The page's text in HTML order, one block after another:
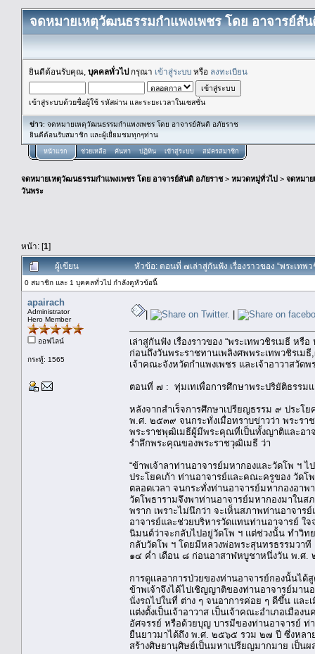
จดหมายเหตุวัฒนธรรมกำแพงเพชร โดย อาจารย์สั
ยินดีต้อนรับคุณ, บุคคลทั่วไปกรุณา เข้าสู่ระบบ หรือ ลงทะเบียน
เข้าสู่ระบบด้วยชื่อผู้ใช้ รหัสผ่าน และระยะเวลาในเซสชั่น
ข่าว: จดหมายเหตุวัฒนธรรมกำแพงเพชร โดย อาจารย์สันติ อภัยราช
ยินดีต้อนรับสมาชิก และผู้เยื่ยมชมทุกๆท่าน
หน้าแรก ช่วยเหลือ ค้นหา ปฏิทิน เข้าสู่ระบบ สมัครสมาชิก
จดหมายเหตุวัฒนธรรมกำแพงเพชร โดย อาจารย์สันติ อภัยราช> หมวดหมู่ทั่วไป > จดหมา
วันพระ
หน้า: [1]
ผู้เขียน หัวข้อ: ตอนที่ ๗เล่าสู่กันฟัง เรื่องราวของ “พระเทพ
0 สมาชิก และ 1 บุคคลทั่วไป กำลังดูหัวข้อนี้
apairach
Administrator
Hero Member
ออฟไลน์
กระทู้: 1565
| |
เล่าสู่กันฟัง เรื่องราวของ “พระเทพวชิรเมธี หรือ
ก่อนถึงวันพระราชทานเพลิงศพพระเทพวชิรเม
เจ้าคณะจังหวัดกำแพงเพชร และเจ้าอาวาสวัด
ตอนที่ ๗ : ทุ่มเทเพื่อการศึกษาพระปริยัติธรรม
หลังจากสำเร็จการศึกษาเปรียญธรรม ๙ ประ
พ.ศ. ๒๕๓๙ จนกระทั่งเมื่อทราบข่าวว่า พระร
พระราชพุฒิเมธีผู้มีพระคุณที่เป็นทั้งญาติและอา
รำลึกพระคุณของพระราชวุฒิเมธี ว่า
“ข้าพเจ้าลาท่านอาจารย์มหากองและวัดโพ ฯ
ประโยคเก้า ท่านอาจารย์และคณะครูของ วัด
ตลอดเวลา จนกระทั่งท่านอาจารย์มหากองอา
วัดโพธารามจึงพาท่านอาจารย์มหากองมาในส
พราก เพราะไม่นึกว่า จะเห็นสภาพท่านอาจา
อาจารย์และช่วยบริหารวัดแทนท่านอาจารย์ ใ
นิมนต์ว่าจะกลับไปอยู่วัดโพ ฯ แต่ช่วงนั้น ทำวิ
กลับวัดโพ ฯ โดยมีหลวงพ่อพระสุนทรธรรมวา
๑๔ ค่ำ เดือน ๘ ก่อนอาสาฬหบูชาหนึ่งวัน พ.ศ.
การดูแลอาการป่วยของท่านอาจารย์กองนั้นไ
ข้าพเจ้าจึงได้ไปเชิญญาติของท่านอาจารย์มา
นั่งรถไปในที่ ต่าง ๆ จนอาการค่อย ๆ ดีขึ้น และ
แต่งตั้งเป็นเจ้าอาวาส เป็นเจ้าคณะอำเภอเมื
อัศจรรย์ หรือด้วยบุญ บารมีของท่านอาจารย์
ยืนยาวมาได้ถึง พ.ศ. ๒๕๖๕ รวม ๒๗ ปี ซึ่งหลา
สร้างศิษยานุศิษย์เป็นมหาเปรียญมากมาย เป็น